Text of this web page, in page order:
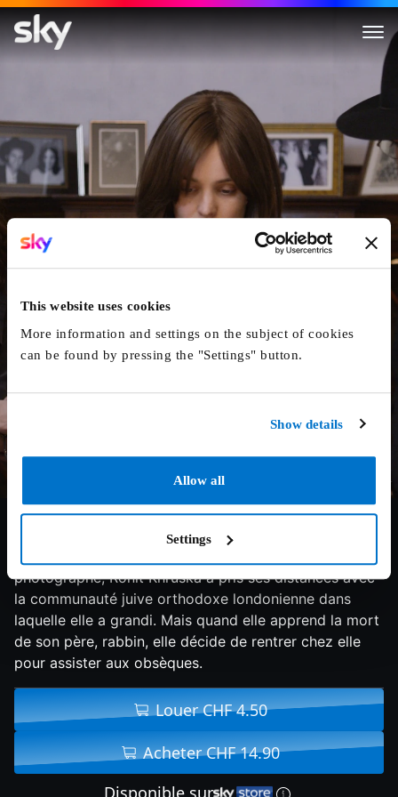
This website uses cookies
More information and settings on the subject of cookies
can be found by pressing the "Settings" button.
Show details
Allow all
Settings
Désobéissance
6.9/10 2018 114 min Drame
photographe, Ronit Khruska a pris ses distances avec
la communauté juive orthodoxe londonienne dans
laquelle elle a grandi. Mais quand elle apprend la mort
de son père, rabbin, elle décide de rentrer chez elle
pour assister aux obsèques.
Louer CHF 4.50
Acheter CHF 14.90
Disponible sur